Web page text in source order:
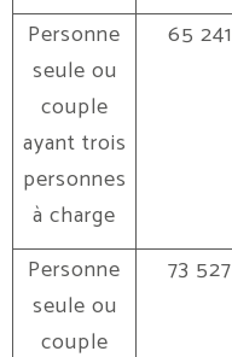
Personne
seule ou
couple
ayant trois
personnes
à charge
65 241
Personne
seule ou
couple
73 527